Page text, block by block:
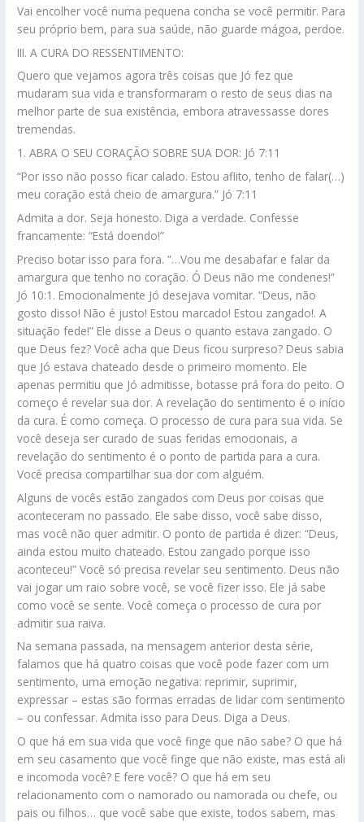
Vai encolher você numa pequena concha se você permitir. Para
seu próprio bem, para sua saúde, não guarde mágoa, perdoe.
III. A CURA DO RESSENTIMENTO:
Quero que vejamos agora três coisas que Jó fez que
mudaram sua vida e transformaram o resto de seus dias na
melhor parte de sua existência, embora atravessasse dores
tremendas.
1. ABRA O SEU CORAÇÃO SOBRE SUA DOR: Jó 7:11
“Por isso não posso ficar calado. Estou aflito, tenho de falar(…)
meu coração está cheio de amargura.” Jó 7:11
Admita a dor. Seja honesto. Diga a verdade. Confesse
francamente: “Está doendo!”
Preciso botar isso para fora. “…Vou me desabafar e falar da
amargura que tenho no coração. Ó Deus não me condenes!”
Jó 10:1. Emocionalmente Jó desejava vomitar. “Deus, não
gosto disso! Não é justo! Estou marcado! Estou zangado!. A
situação fede!” Ele disse a Deus o quanto estava zangado. O
que Deus fez? Você acha que Deus ficou surpreso? Deus sabia
que Jó estava chateado desde o primeiro momento. Ele
apenas permitiu que Jó admitisse, botasse prá fora do peito. O
começo é revelar sua dor. A revelação do sentimento é o início
da cura. É como começa. O processo de cura para sua vida. Se
você deseja ser curado de suas feridas emocionais, a
revelação do sentimento é o ponto de partida para a cura.
Você precisa compartilhar sua dor com alguém.
Alguns de vocês estão zangados com Deus por coisas que
aconteceram no passado. Ele sabe disso, você sabe disso,
mas você não quer admitir. O ponto de partida é dizer: “Deus,
ainda estou muito chateado. Estou zangado porque isso
aconteceu!” Você só precisa revelar seu sentimento. Deus não
vai jogar um raio sobre você, se você fizer isso. Ele já sabe
como você se sente. Você começa o processo de cura por
admitir sua raiva.
Na semana passada, na mensagem anterior desta série,
falamos que há quatro coisas que você pode fazer com um
sentimento, uma emoção negativa: reprimir, suprimir,
expressar – estas são formas erradas de lidar com sentimento
– ou confessar. Admita isso para Deus. Diga a Deus.
O que há em sua vida que você finge que não sabe? O que há
em seu casamento que você finge que não existe, mas está ali
e incomoda você? E fere você? O que há em seu
relacionamento com o namorado ou namorada ou chefe, ou
pais ou filhos… que você sabe que existe, todos sabem, mas